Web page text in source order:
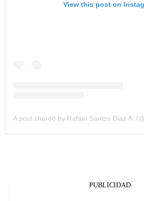
View this post on
PUBLICIDAD